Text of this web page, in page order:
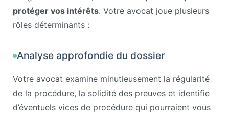
protéger vos intérêts. Votre avocat joue plusieurs
rôles déterminants :
Analyse approfondie du dossier
Votre avocat examine minutieusement la régularité
de la procédure, la solidité des preuves et identifie
d’éventuels vices de procédure qui pourraient vous